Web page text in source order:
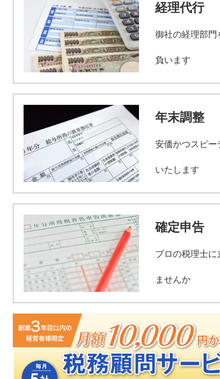
経理代行
御社の経理部門
負います
年末調整
安価かつスピー
いたします
確定申告
プロの税理士に
ませんか